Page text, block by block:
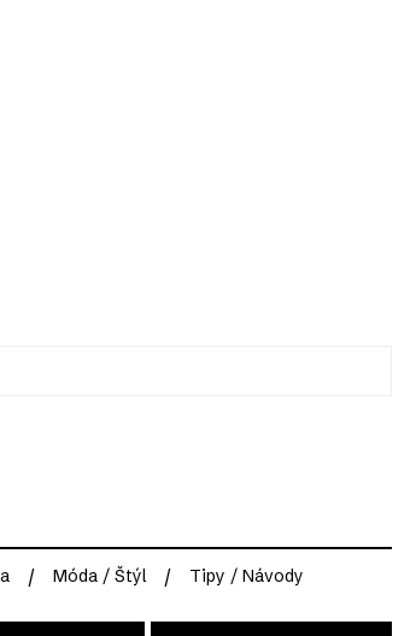
Móda / Štýl
Tipy / Návody